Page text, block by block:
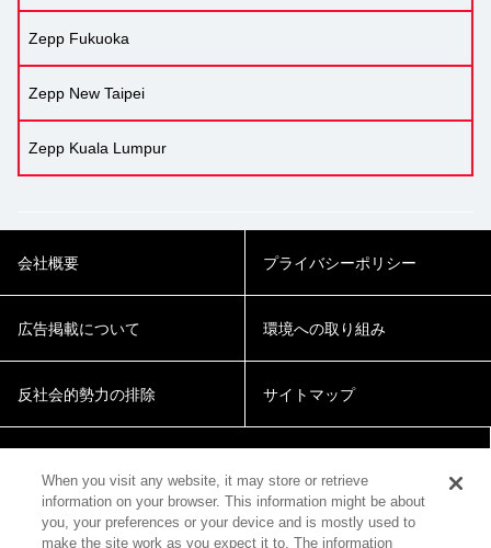
Zepp Fukuoka
Zepp New Taipei
Zepp Kuala Lumpur
会社概要 プライバシーポリシー
広告掲載について 環境への取り組み
反社会的勢力の排除 サイトマップ
When you visit any website, it may store or retrieve
information on your browser. This information might be about
you, your preferences or your device and is mostly used to
make the site work as you expect it to. The information